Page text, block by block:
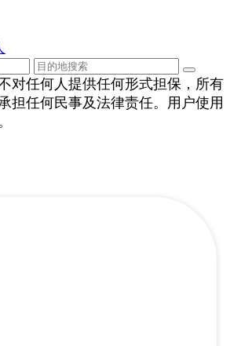
对任何人提供任何形式担保，所有
担任何民事及法律责任。用户使用